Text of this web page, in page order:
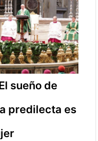
sueño de
predilecta es